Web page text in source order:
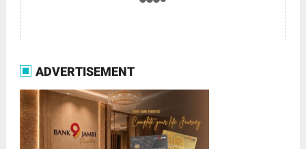
ADVERTISEMENT